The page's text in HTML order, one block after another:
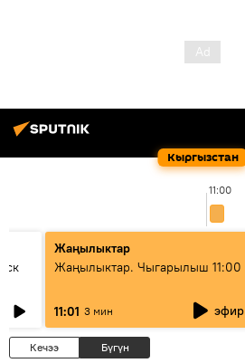
Кыргызстан
11:00
Жаңылыктар
Жаңылыктар. Чыгарылыш 11:00
11:01 3 мин эфир
Кечээ Бүгүн